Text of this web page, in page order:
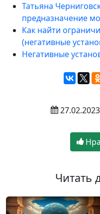
Татьяна
предназначение
Как найти
(негативные
Негативные
27.02.2023
Читать